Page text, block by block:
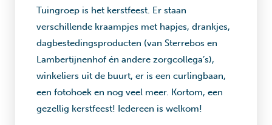
Tuingroep is het kerstfeest. Er staan
verschillende kraampjes met hapjes, drankjes,
dagbestedingsproducten (van Sterrebos en
Lambertijnenhof én andere zorgcollega’s),
winkeliers uit de buurt, er is een curlingbaan,
een fotohoek en nog veel meer. Kortom, een
gezellig kerstfeest! Iedereen is welkom!